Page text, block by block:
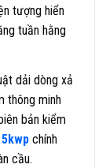
tượng hiển
tuần hằng
dải dòng xả
thông minh
bản kiểm
chính
cầu.